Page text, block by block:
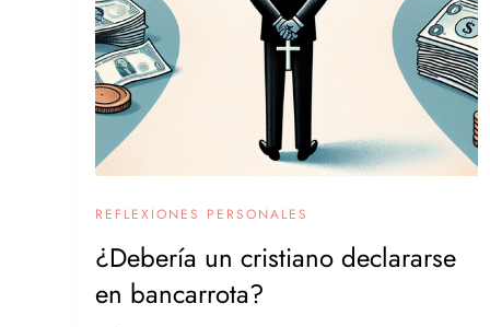
REFLEXIONES PERSONALES
¿Debería un cristiano declararse
en bancarrota?